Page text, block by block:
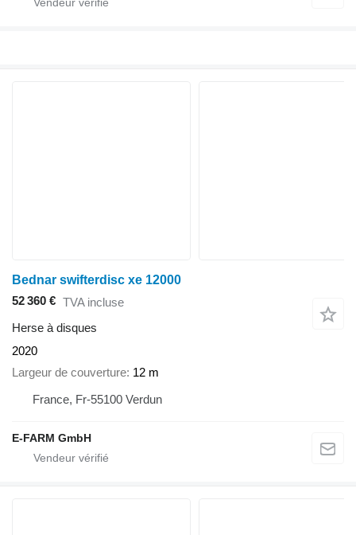
Bednar swifterdisc xe 12000
52 360 € TVA incluse
Herse à disques
2020
Largeur de couverture 12 m
France, Fr-55100 Verdun
E-FARM GmbH